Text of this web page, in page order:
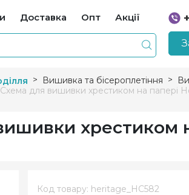
Доставка Опт Акції
Вишивка та бісероплетіння
Схема для вишивки хрестиком на папері
хрестиком
Код товару: heritage_HC582